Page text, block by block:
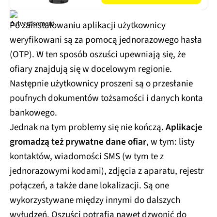
Po zainstalowaniu aplikacji użytkownicy
weryfikowani są za pomocą jednorazowego hasła
(OTP). W ten sposób oszuści upewniają się, że
ofiary znajdują się w docelowym regionie.
Następnie użytkownicy proszeni są o przesłanie
poufnych dokumentów tożsamości i danych konta
bankowego.
Jednak na tym problemy się nie kończą.Aplikacje
gromadzą też prywatne dane ofiar, w tym: listy
kontaktów, wiadomości SMS (w tym te z
jednorazowymi kodami), zdjęcia z aparatu, rejestr
połączeń, a także dane lokalizacji. Są one
wykorzystywane między innymi do dalszych
wyłudzeń. Oszuści potrafią nawet dzwonić do